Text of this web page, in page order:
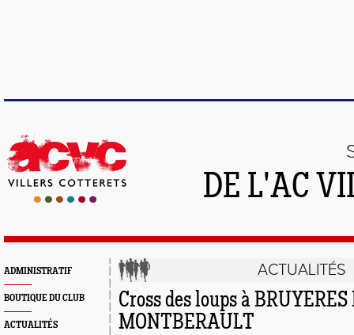
DE L'AC
ADMINISTRATIF
BOUTIQUE DU CLUB
ACTUALITÉS
ACTUALITÉS
Cross des loups à BRUYERES
MONTBERAULT